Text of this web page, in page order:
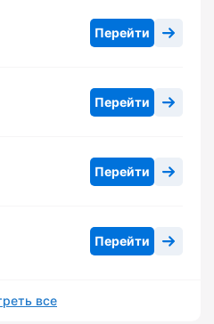
Перейти
Перейти
Перейти
Перейти
все